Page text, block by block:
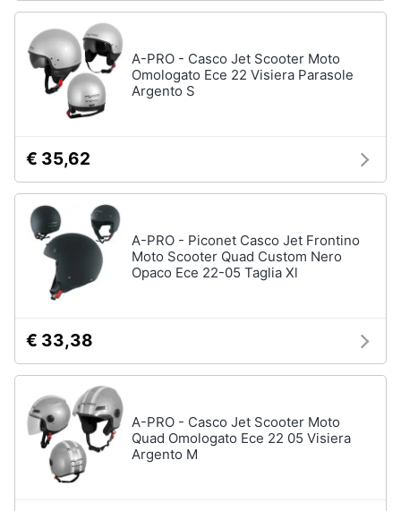
A-PRO - Casco Jet Scooter Moto
Omologato Ece 22 Visiera Parasole
Argento S
€ 35,62
A-PRO - Piconet Casco Jet Frontino
Moto Scooter Quad Custom Nero
Opaco Ece 22-05 Taglia Xl
€ 33,38
A-PRO - Casco Jet Scooter Moto
Quad Omologato Ece 22 05 Visiera
Argento M